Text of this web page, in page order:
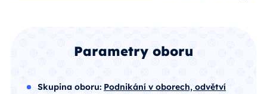
Parametry oboru
Skupina oboru: Podnikání v oborech, odvětví